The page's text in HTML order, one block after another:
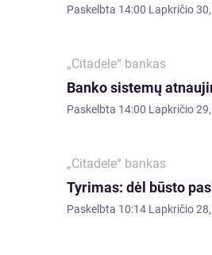
Paskelbta 14:00 Lapkričio
„Citadele“ bankas
Banko sistemų
Paskelbta 14:00 Lapkričio
„Citadele“ bankas
Tyrimas: dėl būsto
Paskelbta 10:14 Lapkričio